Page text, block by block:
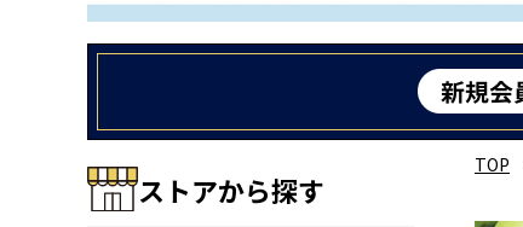
ストアから探す
TOP